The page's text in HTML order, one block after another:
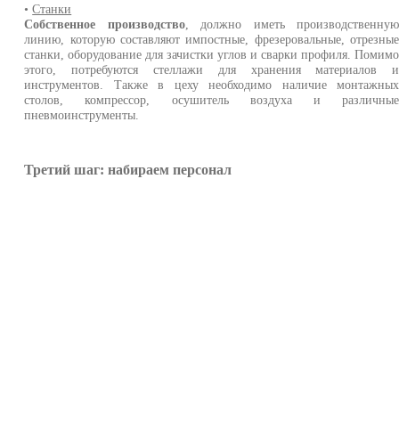
•Станки
Собственное производство, должно иметь производственную
линию, которую составляют импостные, фрезеровальные, отрезные
станки, оборудование для зачистки углов и сварки профиля. Помимо
этого, потребуются стеллажи для хранения материалов и
инструментов. Также в цеху необходимо наличие монтажных
столов, компрессор, осушитель воздуха и различные
пневмоинструменты.
Третий шаг: набираем персонал